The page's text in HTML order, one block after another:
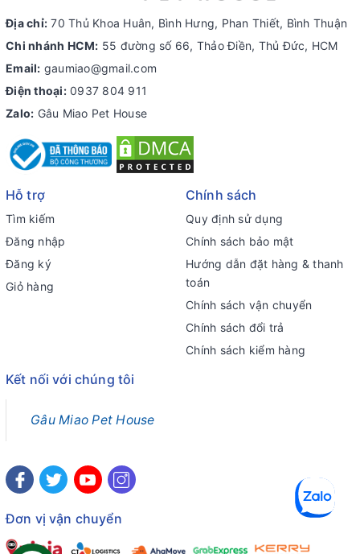
Địa chỉ: 70 Thủ Khoa Huân, Bình Hưng, Phan Thiết, Bình Thuận
Chi nhánh HCM: 55 đường số 66, Thảo Điền, Thủ Đức, HCM
Email: gaumiao@gmail.com
Điện thoại: 0937 804 911
Zalo: Gâu Miao Pet House
Hỗ trợ
Tìm kiếm
Đăng nhập
Đăng ký
Giỏ hàng
Chính sách
Quy định sử dụng
Chính sách bảo mật
Hướng dẫn đặt hàng & thanh
toán
Chính sách vận chuyển
Chính sách đổi trả
Chính sách kiểm hàng
Kết nối với chúng tôi
Gâu Miao Pet House
Đơn vị vận chuyển